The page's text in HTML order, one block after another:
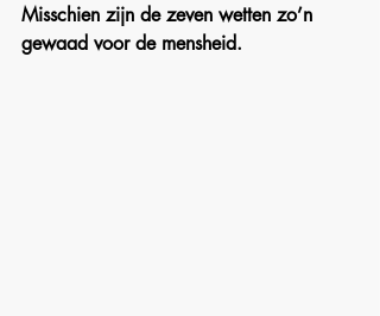
Misschien zijn de zeven wetten zo’n
gewaad voor de mensheid.